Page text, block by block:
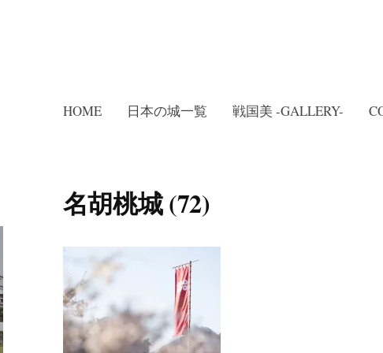
HOME 日本の城一覧 戦国美 -GALLERY-
名胡桃城 (72)